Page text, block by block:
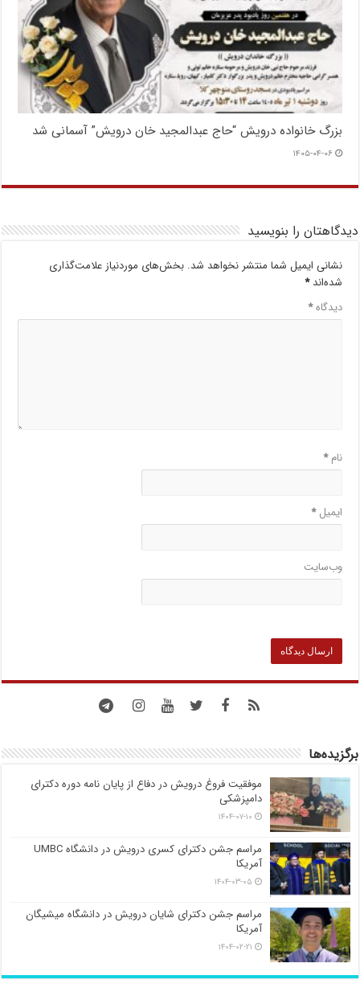
بزرگ خانواده درویش “حاج عبدالمجید خان درویش” آسمانی شد
۱۴۰۵-۰۴-۰۶
دیدگاهتان را بنویسید
نشانی ایمیل شما منتشر نخواهد شد. بخش‌های موردنیاز علامت‌گذاری
شده‌اند*
دیدگاه*
نام*
ایمیل*
وب‌سایت
برگزیده‌ها
موفقیت فروغ درویش در دفاع از پایان نامه دوره دکترای
دامپزشکی
۱۴۰۴-۰۷-۱۰
مراسم جشن دکترای کسری درویش در دانشگاه UMBC
آمریکا
۱۴۰۴-۰۳-۰۵
مراسم جشن دکترای شایان درویش در دانشگاه میشیگان
آمریکا
۱۴۰۴-۰۲-۲۱